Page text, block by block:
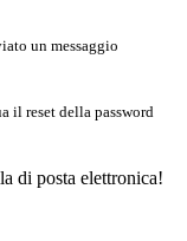
un messaggio
il reset della password
di posta elettronica!